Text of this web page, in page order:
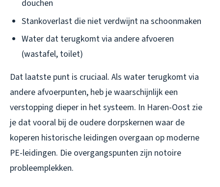
douchen
Stankoverlast die niet verdwijnt na schoonmaken
Water dat terugkomt via andere afvoeren
(wastafel, toilet)
Dat laatste punt is cruciaal. Als water terugkomt via
andere afvoerpunten, heb je waarschijnlijk een
verstopping dieper in het systeem. In Haren-Oost zie
je dat vooral bij de oudere dorpskernen waar de
koperen historische leidingen overgaan op moderne
PE-leidingen. Die overgangspunten zijn notoire
probleemplekken.